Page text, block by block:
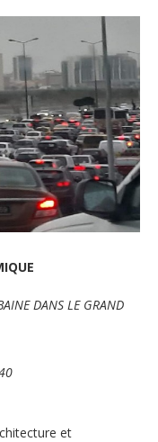
DANS LE GRAND
et